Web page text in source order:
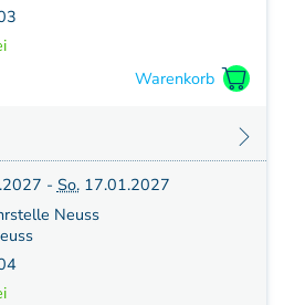
- So.17.01.2027
Neuss